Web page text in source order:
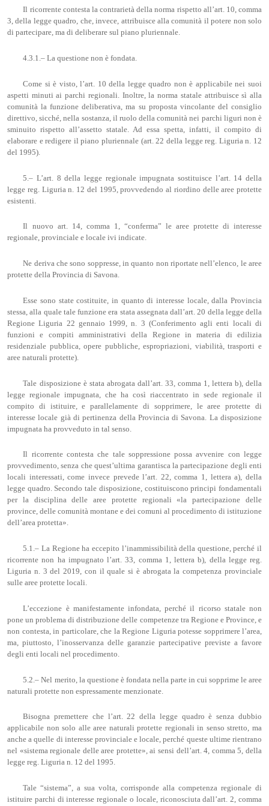
Il ricorrente contesta la contrarietà della norma rispetto all’art. 10, comma
3, della legge quadro, che, invece, attribuisce alla comunità il potere non solo
di partecipare, ma di deliberare sul piano pluriennale.
4.3.1.– La questione non è fondata.
Come si è visto, l’art. 10 della legge quadro non è applicabile nei suoi
aspetti minuti ai parchi regionali. Inoltre, la norma statale attribuisce sì alla
comunità la funzione deliberativa, ma su proposta vincolante del consiglio
direttivo, sicché, nella sostanza, il ruolo della comunità nei parchi liguri non è
sminuito rispetto all’assetto statale. Ad essa spetta, infatti, il compito di
elaborare e redigere il piano pluriennale (art. 22 della legge reg. Liguria n. 12
del 1995).
5.– L’art. 8 della legge regionale impugnata sostituisce l’art. 14 della
legge reg. Liguria n. 12 del 1995, provvedendo al riordino delle aree protette
esistenti.
Il nuovo art. 14, comma 1, “conferma” le aree protette di interesse
regionale, provinciale e locale ivi indicate.
Ne deriva che sono soppresse, in quanto non riportate nell’elenco, le aree
protette della Provincia di Savona.
Esse sono state costituite, in quanto di interesse locale, dalla Provincia
stessa, alla quale tale funzione era stata assegnata dall’art. 20 della legge della
Regione Liguria 22 gennaio 1999, n. 3 (Conferimento agli enti locali di
funzioni e compiti amministrativi della Regione in materia di edilizia
residenziale pubblica, opere pubbliche, espropriazioni, viabilità, trasporti e
aree naturali protette).
Tale disposizione è stata abrogata dall’art. 33, comma 1, lettera b), della
legge regionale impugnata, che ha così riaccentrato in sede regionale il
compito di istituire, e parallelamente di sopprimere, le aree protette di
interesse locale già di pertinenza della Provincia di Savona. La disposizione
impugnata ha provveduto in tal senso.
Il ricorrente contesta che tale soppressione possa avvenire con legge
provvedimento, senza che quest’ultima garantisca la partecipazione degli enti
locali interessati, come invece prevede l’art. 22, comma 1, lettera a), della
legge quadro. Secondo tale disposizione, costituiscono principi fondamentali
per la disciplina delle aree protette regionali «la partecipazione delle
province, delle comunità montane e dei comuni al procedimento di istituzione
dell’area protetta».
5.1.– La Regione ha eccepito l’inammissibilità della questione, perché il
ricorrente non ha impugnato l’art. 33, comma 1, lettera b), della legge reg.
Liguria n. 3 del 2019, con il quale si è abrogata la competenza provinciale
sulle aree protette locali.
L’eccezione è manifestamente infondata, perché il ricorso statale non
pone un problema di distribuzione delle competenze tra Regione e Province, e
non contesta, in particolare, che la Regione Liguria potesse sopprimere l’area,
ma, piuttosto, l’inosservanza delle garanzie partecipative previste a favore
degli enti locali nel procedimento.
5.2.– Nel merito, la questione è fondata nella parte in cui sopprime le aree
naturali protette non espressamente menzionate.
Bisogna premettere che l’art. 22 della legge quadro è senza dubbio
applicabile non solo alle aree naturali protette regionali in senso stretto, ma
anche a quelle di interesse provinciale e locale, perché queste ultime rientrano
nel «sistema regionale delle aree protette», ai sensi dell’art. 4, comma 5, della
legge reg. Liguria n. 12 del 1995.
Tale “sistema”, a sua volta, corrisponde alla competenza regionale di
istituire parchi di interesse regionale o locale, riconosciuta dall’art. 2, comma